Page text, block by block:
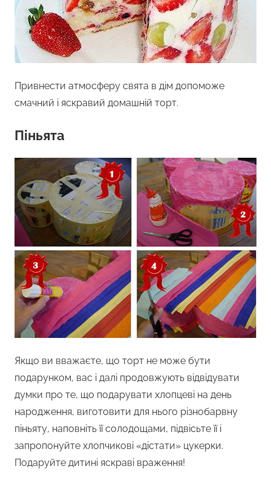
Привнести атмосферу свята в дім допоможе
смачний і яскравий домашній торт.
Піньята
Якщо ви вважаєте, що торт не може бути
подарунком, вас і далі продовжують відвідувати
думки про те, що подарувати хлопцеві на день
народження, виготовити для нього різнобарвну
піньяту, наповніть її солодощами, підвісьте її і
запропонуйте хлопчикові «дістати» цукерки.
Подаруйте дитині яскраві враження!